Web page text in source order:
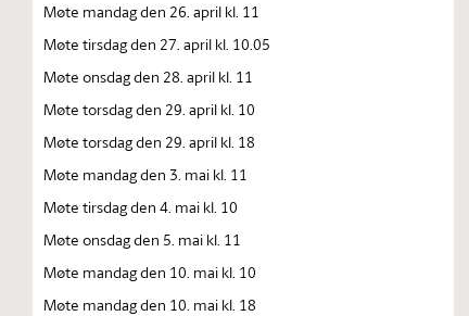
Møte mandag den 26. april kl. 11
Møte tirsdag den 27. april kl. 10.05
Møte onsdag den 28. april kl. 11
Møte torsdag den 29. april kl. 10
Møte torsdag den 29. april kl. 18
Møte mandag den 3. mai kl. 11
Møte tirsdag den 4. mai kl. 10
Møte onsdag den 5. mai kl. 11
Møte mandag den 10. mai kl. 10
Møte mandag den 10. mai kl. 18